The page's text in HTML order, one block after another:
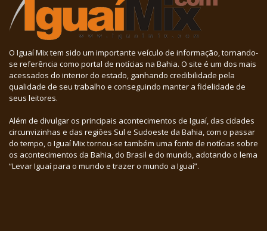
O Iguaí Mix tem sido um importante veículo de informação, tornando-
se referência como portal de notícias na Bahia. O site é um dos mais
acessados do interior do estado, ganhando credibilidade pela
qualidade de seu trabalho e conseguindo manter a fidelidade de
seus leitores.
Além de divulgar os principais acontecimentos de Iguaí, das cidades
circunvizinhas e das regiões Sul e Sudoeste da Bahia, com o passar
do tempo, o Iguaí Mix tornou-se também uma fonte de notícias sobre
os acontecimentos da Bahia, do Brasil e do mundo, adotando o lema
“Levar Iguaí para o mundo e trazer o mundo a Iguaí”.